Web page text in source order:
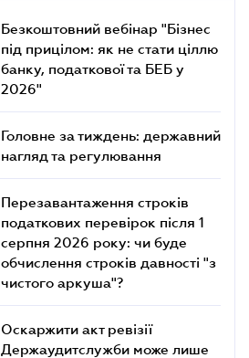
Безкоштовний вебінар "Бізнес
під прицілом: як не стати ціллю
банку, податкової та БЕБ у
2026"
Головне за тиждень: державний
нагляд та регулювання
Перезавантаження строків
податкових перевірок після 1
серпня 2026 року: чи буде
обчислення строків давності "з
чистого аркуша"?
Оскаржити акт ревізії
Держаудитслужби може лише